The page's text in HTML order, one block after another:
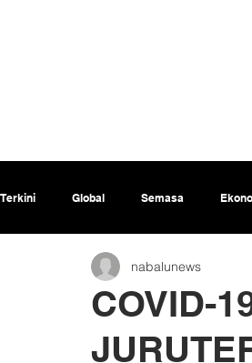
Terkini Global Semasa
COVID-
nabalunews